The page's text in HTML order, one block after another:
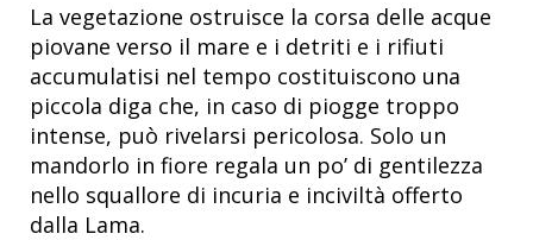
La vegetazione ostruisce la corsa delle acque
piovane verso il mare e i detriti e i rifiuti
accumulatisi nel tempo costituiscono una
piccola diga che, in caso di piogge troppo
intense, può rivelarsi pericolosa. Solo un
mandorlo in fiore regala un po’ di gentilezza
nello squallore di incuria e inciviltà offerto
dalla Lama.